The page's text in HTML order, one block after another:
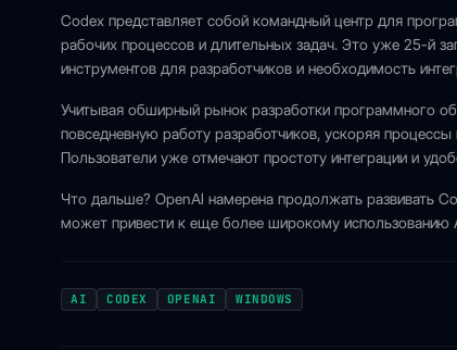
Codex представляет собой командный центр для
рабочих процессов и длительных задач. Это уже 25-й
инструментов для разработчиков и необходимость
Учитывая обширный рынок разработки программного
повседневную работу разработчиков, ускоряя
Пользователи уже отмечают простоту интеграции и
Что дальше? OpenAI намерена продолжать развивать
может привести к еще более широкому использованию
AI CODEX OPENAI WINDOWS